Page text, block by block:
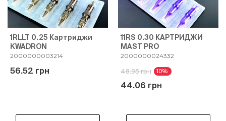
1RLLT 0.25 Картриджи
KWADRON
2000000003214
56.52 грн
11RS 0.30 КАРТРИДЖИ
MAST PRO
2000000024332
48.95 грн 10%
44.06 грн